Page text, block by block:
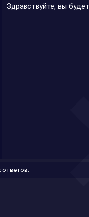
Здравствуйте, вы